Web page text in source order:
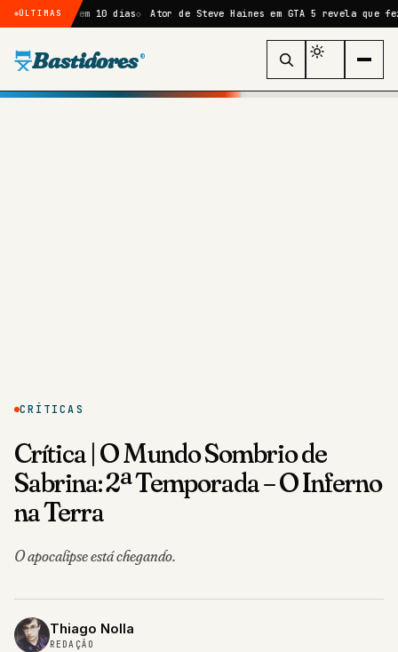
ÚLTIMAS
em 10 dias Ator de Steve Haines em GTA 5 revela que fez mais de
Bastidores ®
CRÍTICAS
Crítica | O Mundo Sombrio de
Sabrina: 2ª Temporada – O Inferno
na Terra
O apocalipse está chegando.
Thiago Nolla
REDAÇÃO